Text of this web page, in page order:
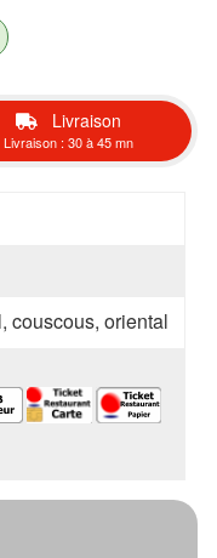
Livraison
Livraison : 30 à 45 mn
couscous, oriental